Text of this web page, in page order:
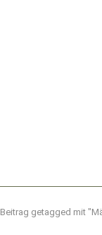
Beitrag getagged mit